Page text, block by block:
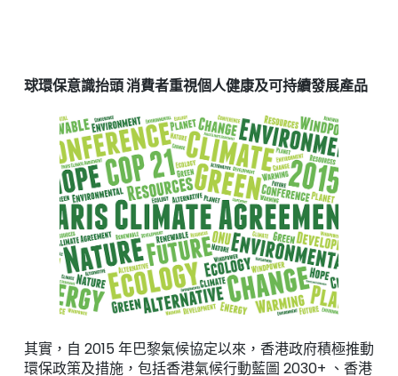
球環保意識抬頭 消費者重視個人健康及可持續發展產品
其實，自 2015 年巴黎氣候協定以來，香港政府積極推動
環保政策及措施，包括香港氣候行動藍圖 2030+ 、香港